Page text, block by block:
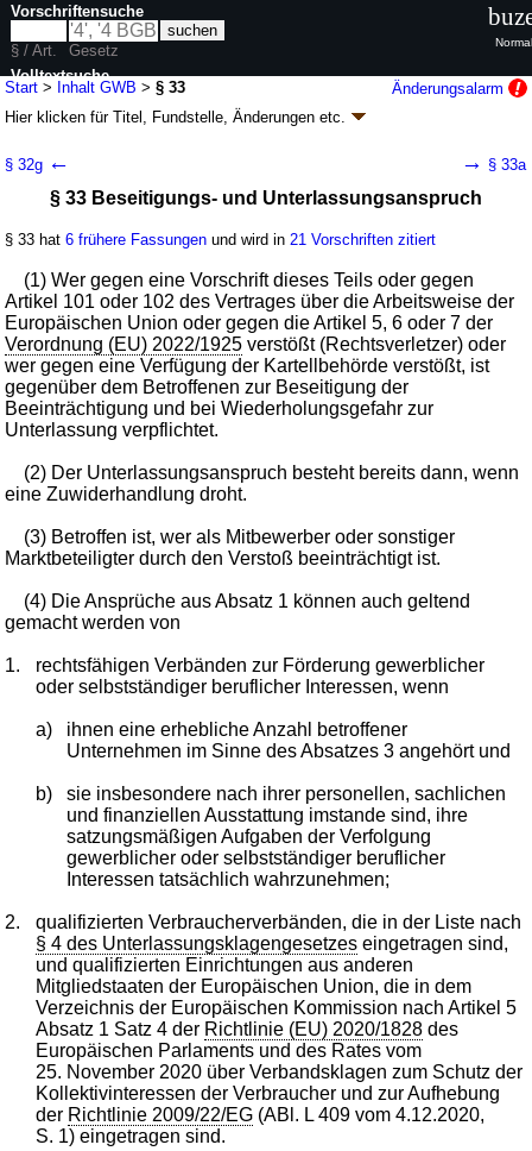
Start > Inhalt GWB >§ 33
Änderungsalarm
Hier klicken fürTitel, Fundstelle, Änderungen etc.
Wettbewerbsbeschränkungen (GWB)
neugefasst durch B. v. 26.06.2013 BGBl. I S. 1750, 3245; zuletzt geändert
Geltung ab 01.01.1999; FNA: 703-5Kartellrecht
wird in 491 Vorschriften zitiert
Teil 1 Wettbewerbsbeschränkungen
Kapitel 6 Befugnisse der Kartellbehörden,
Schadensersatz und Vorteilsabschöpfung
Abschnitt 2 Schadensersatz und
Vorteilsabschöpfung
§ 32g ← → § 33a
§ 33 Beseitigungs- und Unterlassungsanspruch
§ 33 hat6 frühere Fassungen und wird in 21 Vorschriften zitiert
(1) Wer gegen eine Vorschrift dieses Teils oder gegen
Artikel 101 oder 102 des Vertrages über die Arbeitsweise der
Europäischen Union oder gegen die Artikel 5, 6 oder 7 der
Verordnung (EU) 2022/1925 verstößt (Rechtsverletzer) oder
wer gegen eine Verfügung der Kartellbehörde verstößt, ist
gegenüber dem Betroffenen zur Beseitigung der
Beeinträchtigung und bei Wiederholungsgefahr zur
Unterlassung verpflichtet.
(2) Der Unterlassungsanspruch besteht bereits dann, wenn
eine Zuwiderhandlung droht.
(3) Betroffen ist, wer als Mitbewerber oder sonstiger
Marktbeteiligter durch den Verstoß beeinträchtigt ist.
(4) Die Ansprüche aus Absatz 1 können auch geltend
gemacht werden von
1.
rechtsfähigen Verbänden zur Förderung gewerblicher
oder selbstständiger beruflicher Interessen, wenn
a)
ihnen eine erhebliche Anzahl betroffener
Unternehmen im Sinne des Absatzes 3 angehört und
b)
sie insbesondere nach ihrer personellen, sachlichen
und finanziellen Ausstattung imstande sind, ihre
satzungsmäßigen Aufgaben der Verfolgung
gewerblicher oder selbstständiger beruflicher
Interessen tatsächlich wahrzunehmen;
2.
qualifizierten Verbraucherverbänden, die in der Liste nach
§ 4 des Unterlassungsklagengesetzes eingetragen sind,
und qualifizierten Einrichtungen aus anderen
Mitgliedstaaten der Europäischen Union, die in dem
Verzeichnis der Europäischen Kommission nach Artikel 5
Absatz 1 Satz 4 der Richtlinie (EU) 2020/1828 des
Europäischen Parlaments und des Rates vom
25. November 2020 über Verbandsklagen zum Schutz der
Kollektivinteressen der Verbraucher und zur Aufhebung
der Richtlinie 2009/22/EG (ABl. L 409 vom 4.12.2020,
S. 1) eingetragen sind.
Vorschriftensuche
§ / Art.
Gesetz
Volltextsuche
nur in GWB